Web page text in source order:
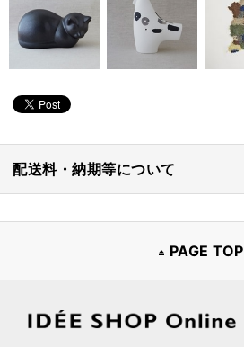
配送料・納期等について
PAGE TOP